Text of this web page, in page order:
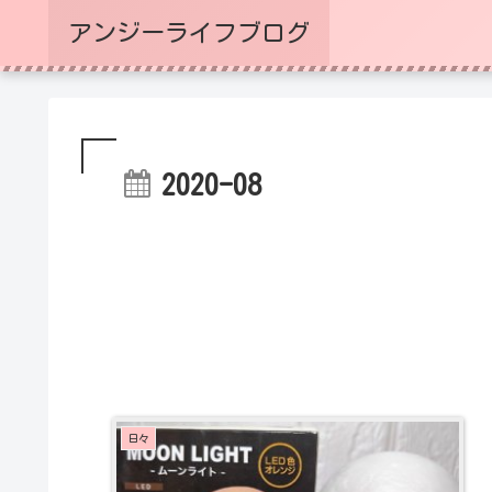
アンジーライフブログ
2020-08
日々